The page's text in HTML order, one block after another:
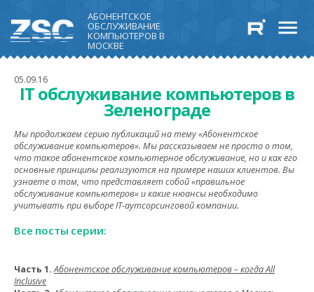
АБОНЕНТСКОЕ
ОБСЛУЖИВАНИЕ
КОМПЬЮТЕРОВ В
МОСКВЕ
05.09.16
IT обслуживание компьютеров в
Зеленограде
Мы продолжаем серию публикаций на тему «Абонентское
обслуживание компьютеров». Мы рассказываем не просто о том,
что такое абонентское компьютерное обслуживание, но и как его
основные принципы реализуются на примере наших клиентов. Вы
узнаете о том, что представляет собой «правильное
обслуживание компьютеров» и какие нюансы необходимо
учитывать при выборе IT-аутсорсинговой компании.
Все посты серии:
Часть 1. Абонентское обслуживание компьютеров – когда All
Inclusive